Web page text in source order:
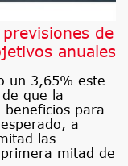
de
anuales
un 3,65% este
que la
para
a
las
mitad de